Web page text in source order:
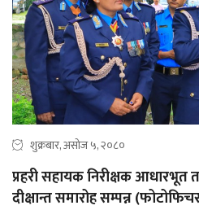
शुक्रबार, असोज ५, २०८०
प्रहरी सहायक निरीक्षक
दीक्षान्त समारोह सम्पन्न